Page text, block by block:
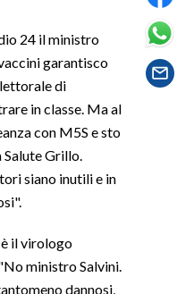
24 il ministro
garantisco
di
in classe. Ma al
con M5S e sto
Grillo.
siano inutili e in
il virologo
ministro Salvini.
dannosi,